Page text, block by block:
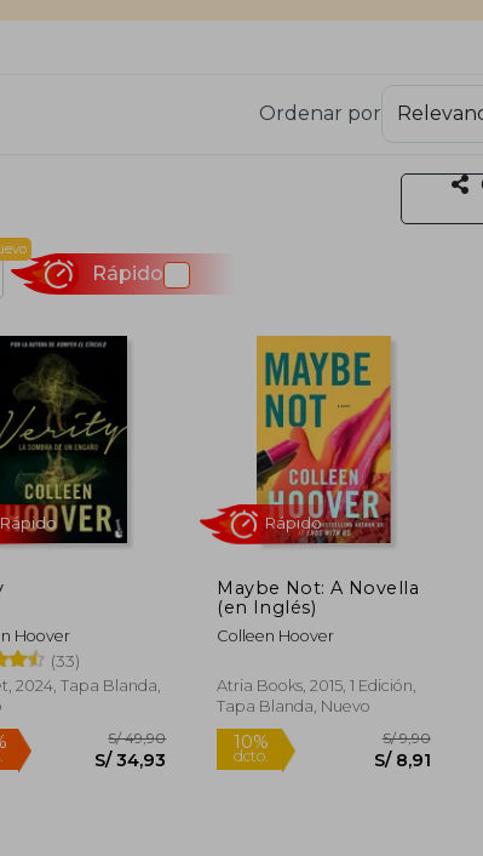
conquistar a millones de lectores gracias
temas complejos como el amor, la
Colleen Hoover más destacadas se
títulos que han liderado las listas de los más
conocida por su cercanía con los fans y
Box, un proyecto que combina su amor
a organizaciones benéficas.
intensas con personajes reales y
inspirando y emocionando a lectores de todo
Ordenar por
Rápido
Hoover
(33)
2024, Tapa Blanda,
Maybe Not: A Novella
(en Inglés)
Colleen Hoover
Atria Books, 2015, 1 Edición,
Tapa Blanda, Nuevo